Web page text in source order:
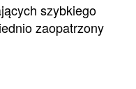
szybkiego
zaopatrzony